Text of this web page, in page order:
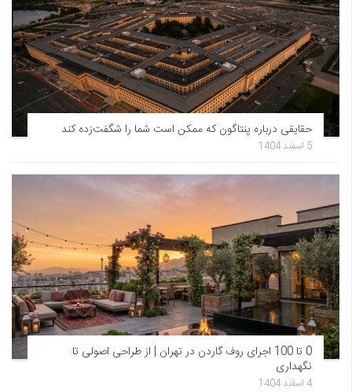
حقایقی درباره پنتاگون که ممکن است شما را شگفت‌زده کند
5 اسفند 1404
0 تا 100 اجرای روف گاردن در تهران | از طراحی اصولی تا
نگهداری
4 اسفند 1404